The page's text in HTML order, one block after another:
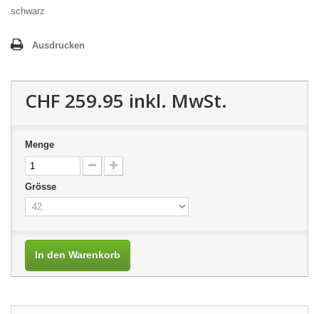
schwarz
Ausdrucken
CHF 259.95 inkl. MwSt.
Menge
Grösse
In den Warenkorb